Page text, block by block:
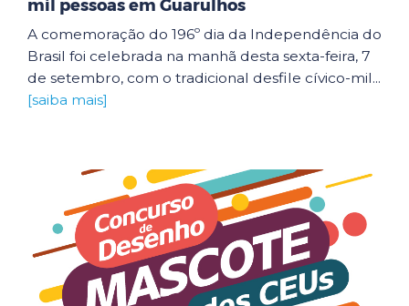
mil pessoas em Guarulhos
A comemoração do 196º dia da Independência do
Brasil foi celebrada na manhã desta sexta-feira, 7
de setembro, com o tradicional desfile cívico-mil...
[saiba mais]